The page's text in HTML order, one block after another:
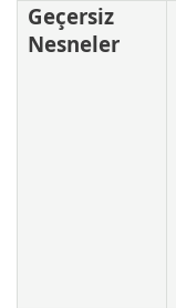
Geçersiz
Nesneler